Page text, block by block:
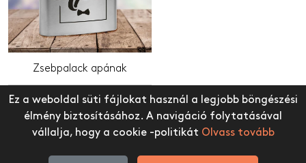
Zsebpalack apának
4.199 Ft 5.990 Ft
IRATKOZZ FEL HÍRLEVELÜNKRE, ÉS ÉRTESÜLJ ELSŐKÉNT
Ez a weboldal süti fájlokat használ a legjobb böngészési
élmény biztosításához. A navigáció folytatásával
vállalja, hogy a cookie -politikát Olvass tovább